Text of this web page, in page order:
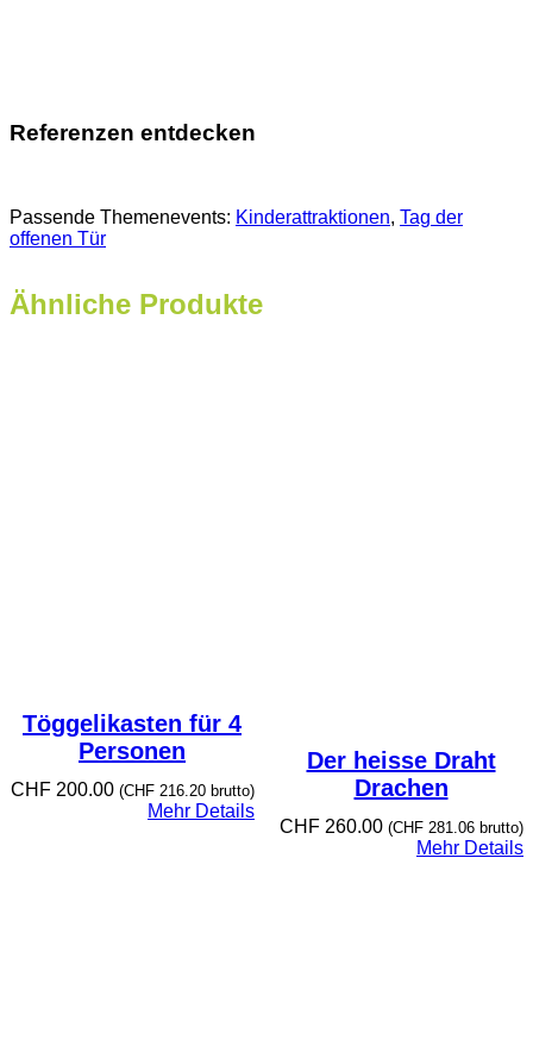
Referenzen entdecken
Passende Themenevents: Kinderattraktionen, Tag der
offenen Tür
Ähnliche Produkte
Töggelikasten für 4
Personen
CHF200.00 (CHF216.20brutto)
Mehr Details
Der heisse Draht
Drachen
CHF260.00 (CHF281.06brutto)
Mehr Details